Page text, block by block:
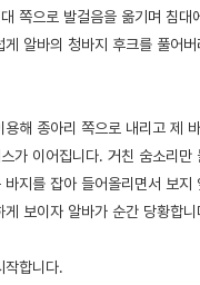
쪽으로 발걸음을 옮기며 침대
알바의 청바지 후크를 풀어
해 종아리 쪽으로 내리고 제
가 이어집니다. 거친 숨소리
지를 잡아 들어올리면서 보지
보이자 알바가 순간 당황합니
작합니다.